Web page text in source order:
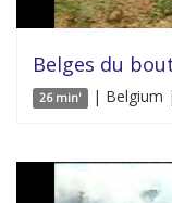
Belges du
26 min' | Belgium